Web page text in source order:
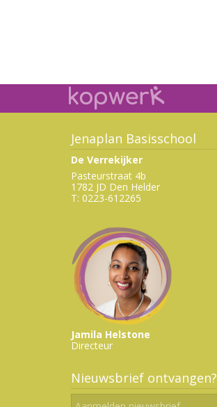
Jenaplan Basisschool
De Verrekijker
Pasteurstraat 4b
1782 JD Den Helder
T: 0223-612265
Jamila Helstone
Directeur
Nieuwsbrief ontvangen?